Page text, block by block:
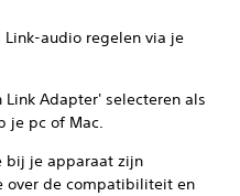
Link-audio regelen via je
Adapter' selecteren als
je pc of Mac.
bij je apparaat zijn
over de compatibiliteit en